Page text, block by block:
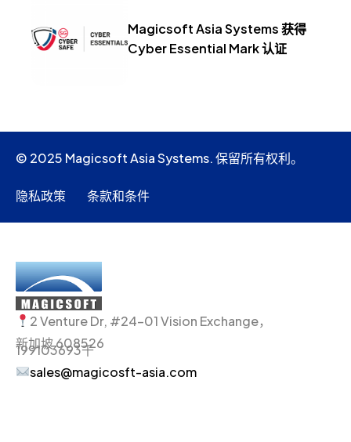
Magicsoft Asia Systems 获得
Cyber Essential Mark 认证
© 2025 Magicsoft Asia Systems. 保留所有权利。
隐私政策 条款和条件
2 Venture Dr, #24-01 Vision Exchange，
新加坡 608526
199103693千
sales@magicosft-asia.com